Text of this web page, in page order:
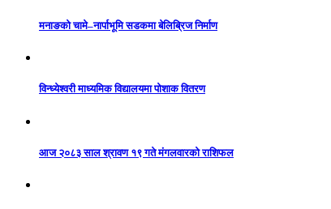
मनाङको चामे–नार्पाभूमि सडकमा बेलिब्रिज निर्माण
विन्ध्येश्वरी माध्यमिक विद्यालयमा पोशाक वितरण
आज २०८३ साल श्रावण १९ गते मंगलवारको राशिफल